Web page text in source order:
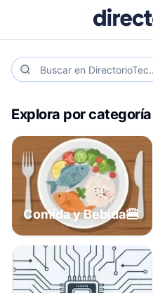
Explora por categoría
Comida y Bebida🍔